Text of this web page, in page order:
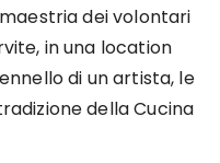
dei volontari
in una location
di un artista, le
della Cucina